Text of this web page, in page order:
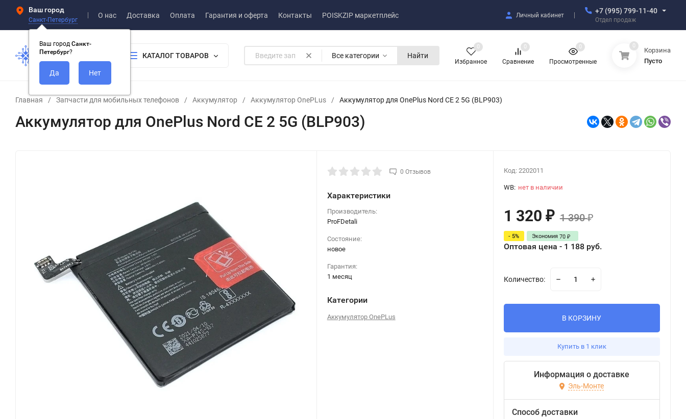
Ваш город
Санкт-Петербург
Ваш город Санкт-
Петербург?
О нас Доставка Оплата Гарантия и оферта Контакты POISKZIP маркетплейс Личный кабинет
+7 (995) 799-11-40
Отдел продаж
КАТАЛОГ ТОВАРОВ Все категории Найти
Избранное
0
Сравнение
0
Просмотренные
0 0
Корзина
Пусто
Главная / Запчасти для мобильных телефонов / Аккумулятор / Аккумулятор OnePLus / Аккумулятор для OnePlus Nord CE 2 5G (BLP903)
Аккумулятор для OnePlus Nord CE 2 5G (BLP903)
0 Отзывов
Характеристики
Производитель:
ProFDetali
Состояние:
новое
Гарантия:
1 месяц
Категории
Аккумулятор OnePLus
Код: 2202011
WB: нет в наличии
1 320 ₽ 1 390₽
- 5% Экономия 70 ₽
Оптовая цена - 1 188 руб.
Количество:
В КОРЗИНУ
Купить в 1 клик
Информация о доставке
Эль-Монте
Способ доставки